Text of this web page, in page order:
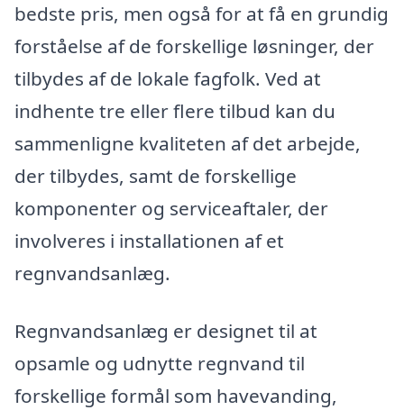
bedste pris, men også for at få en grundig
forståelse af de forskellige løsninger, der
tilbydes af de lokale fagfolk. Ved at
indhente tre eller flere tilbud kan du
sammenligne kvaliteten af det arbejde,
der tilbydes, samt de forskellige
komponenter og serviceaftaler, der
involveres i installationen af et
regnvandsanlæg.
Regnvandsanlæg er designet til at
opsamle og udnytte regnvand til
forskellige formål som havevanding,